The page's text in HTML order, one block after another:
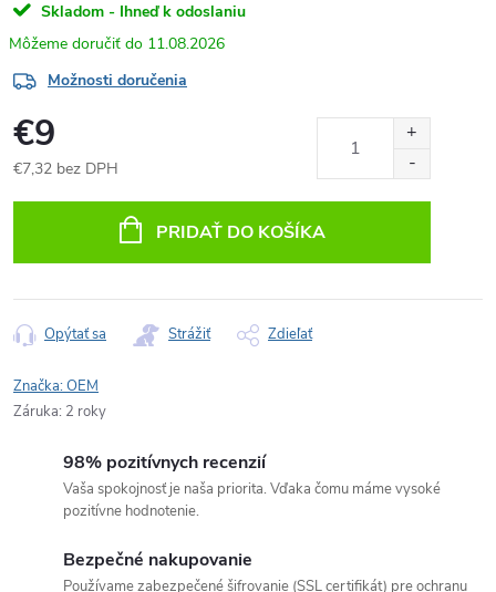
Skladom - Ihneď k odoslaniu
11.08.2026
Možnosti doručenia
€9
€7,32 bez DPH
PRIDAŤ DO KOŠÍKA
Opýtať sa Strážiť Zdieľať
Značka:OEM
Záruka: 2 roky
98% pozitívnych recenzií
Vaša spokojnosť je naša priorita. Vďaka čomu máme vysoké
pozitívne hodnotenie.
Bezpečné nakupovanie
Používame zabezpečené šifrovanie (SSL certifikát) pre ochranu